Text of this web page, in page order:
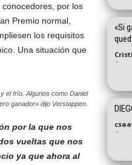
por los
Premio normal,
los requisitos
Una situación que
el frío. Algunos como Daniel
ganador» dijo Verstappen.
por la que nos
vueltas que nos
ya que ahora al
«Si
-
-